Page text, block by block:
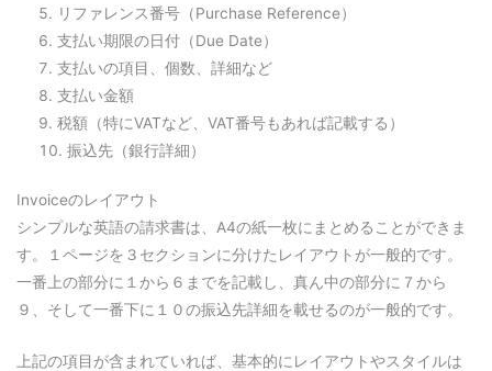
リファレンス番号（Purchase Reference）
支払い期限の日付（Due Date）
支払いの項目、個数、詳細など
支払い金額
税額（特にVATなど、VAT番号もあれば記載する）
振込先（銀行詳細）
Invoiceのレイアウト
シンプルな英語の請求書は、A4の紙一枚にまとめることができま
す。１ページを３セクションに分けたレイアウトが一般的です。
一番上の部分に１から６までを記載し、真ん中の部分に７から
９、そして一番下に１０の振込先詳細を載せるのが一般的です。
上記の項目が含まれていれば、基本的にレイアウトやスタイルは